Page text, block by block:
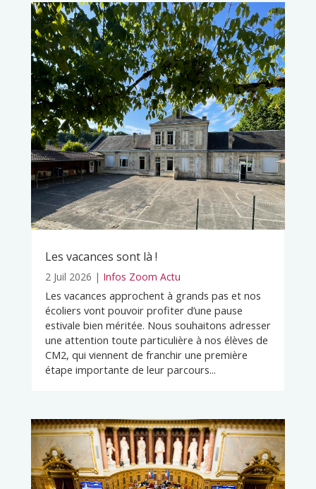
Les vacances sont là !
2 Juil 2026 | Infos Zoom Actu
Les vacances approchent à grands pas et nos
écoliers vont pouvoir profiter d’une pause
estivale bien méritée. Nous souhaitons adresser
une attention toute particulière à nos élèves de
CM2, qui viennent de franchir une première
étape importante de leur parcours...